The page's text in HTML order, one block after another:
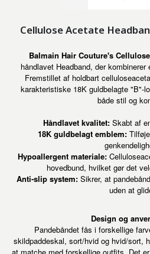
Cellulose Acetate
Balmain Hair Couture's
håndlavet Headband, der
Fremstillet af holdbart
karakteristiske 18K guldbelagte "B"-
både stil og
Håndlavet kvalitet:Skabt af
18K guldbelagt emblem:
Hypoallergent materiale:
hovedbund, hvilket gør det
Anti-slip system:Sikrer, at
uden at
Design og
Pandebåndet fås i forskellige
skildpaddeskal, sort/hvid og hvid/sort,